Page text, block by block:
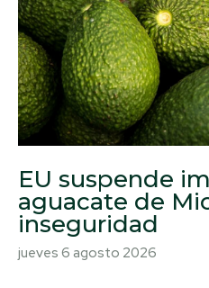
EU suspende
aguacate de
inseguridad
jueves 6 agosto 2026